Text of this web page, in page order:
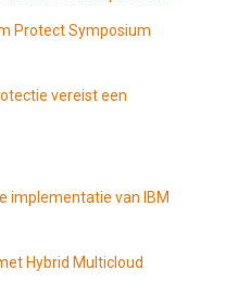
Protect Symposium
vereist een
implementatie van IBM
Hybrid Multicloud